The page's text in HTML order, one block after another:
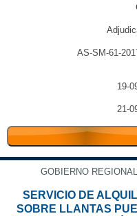
AS-SM-61-
19-
21-
GOBIERNO
SERVICIO DE
SOBRE LLANTAS